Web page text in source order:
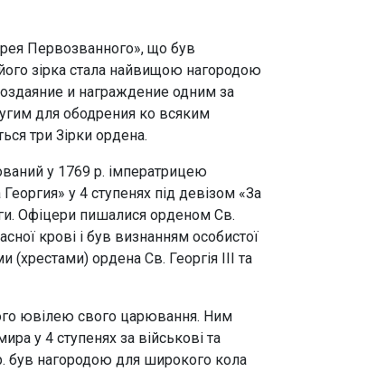
Первозванного», що був
зірка стала найвищою нагородою
и награждение одним за
для ободрения ко всяким
три Зірки ордена.
у 1769 р. імператрицею
у 4 ступенях під девізом «За
Офіцери пишалися орденом Св.
крові і був визнанням особистої
ордена Св. Георгія III та
ювілею свого царювання. Ним
у 4 ступенях за військові та
був нагородою для широкого кола